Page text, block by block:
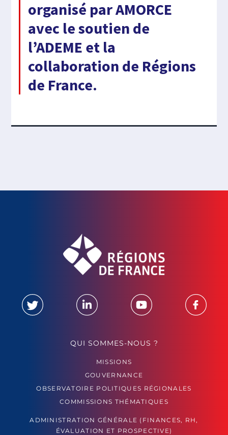
organisé par AMORCE
avec le soutien de
l’ADEME et la
collaboration de Régions
de France.
QUI SOMMES-NOUS ?
MISSIONS
GOUVERNANCE
OBSERVATOIRE POLITIQUES RÉGIONALES
COMMISSIONS THÉMATIQUES
ADMINISTRATION GÉNÉRALE (FINANCES, RH,
ÉVALUATION ET PROSPECTIVE)